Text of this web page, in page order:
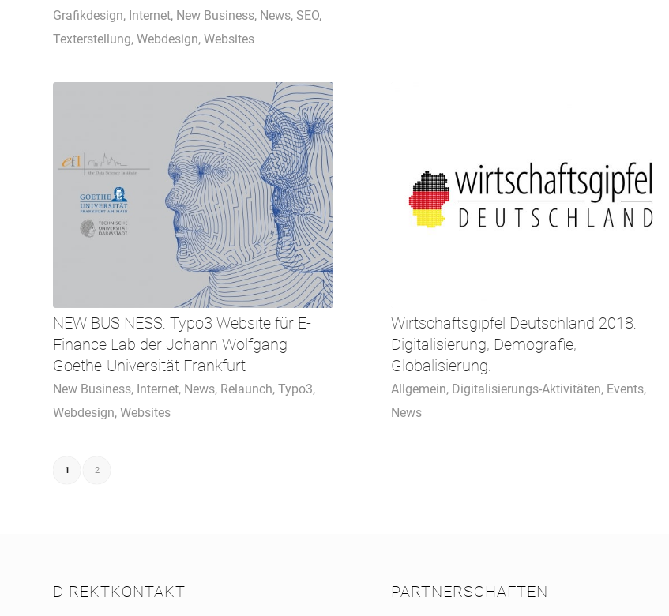
Grafikdesign, Internet, New Business, News, SEO,
Texterstellung, Webdesign, Websites
NEW BUSINESS: Typo3 Website für E-
Finance Lab der Johann Wolfgang
Goethe-Universität Frankfurt
New Business, Internet, News, Relaunch, Typo3,
Webdesign, Websites
Wirtschaftsgipfel Deutschland 2018:
Digitalisierung, Demografie,
Globalisierung.
Allgemein, Digitalisierungs-Aktivitäten, Events,
News
1 2
DIREKTKONTAKT PARTNERSCHAFTEN